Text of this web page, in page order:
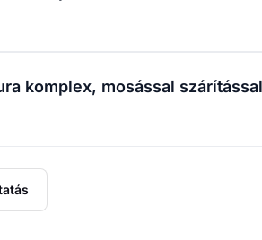
komplex, mosással